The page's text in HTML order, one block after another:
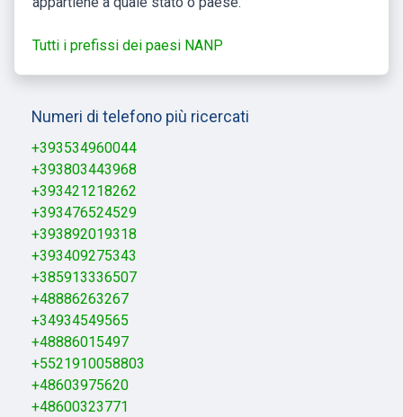
Tutti i prefissi dei paesi NANP
Numeri di telefono più ricercati
+393534960044
+393803443968
+393421218262
+393476524529
+393892019318
+393409275343
+385913336507
+48886263267
+34934549565
+48886015497
+5521910058803
+48603975620
+48600323771